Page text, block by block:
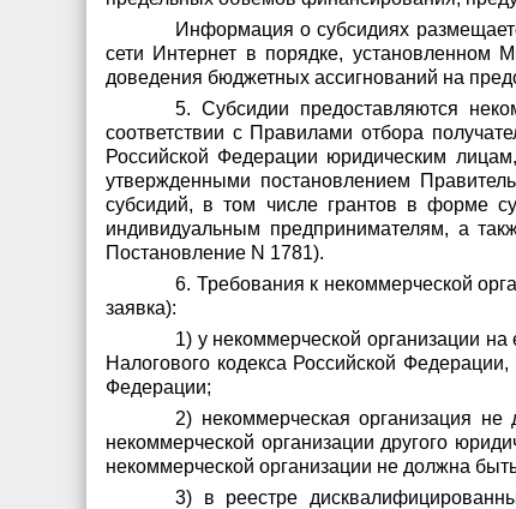
Информация о субсидиях
сети Интернет в порядке, установленном
доведения бюджетных ассигнований на
5. Субсидии предоставляются
соответствии с Правилами отбора
Российской Федерации юридическим
утвержденными постановлением
субсидий, в том числе грантов в форме
индивидуальным предпринимателям, а
Постановление N 1781).
6. Требования к некоммерческой
заявка):
1) у некоммерческой организации
Налогового кодекса Российской
Федерации;
2) некоммерческая организация
некоммерческой организации другого
некоммерческой организации не должна
3) в реестре